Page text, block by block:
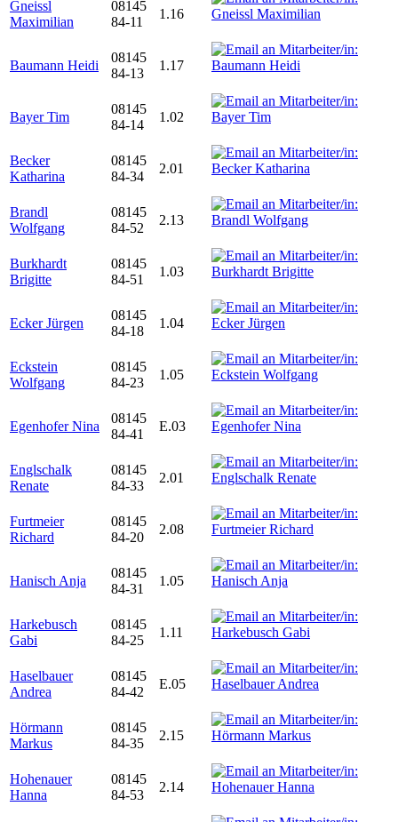
Gneissl
Maximilian
08145
84-11
1.16
Baumann Heidi
08145
84-13
1.17
Bayer Tim
08145
84-14
1.02
Becker
Katharina
08145
84-34
2.01
Brandl
Wolfgang
08145
84-52
2.13
Burkhardt
Brigitte
08145
84-51
1.03
Ecker Jürgen
08145
84-18
1.04
Eckstein
Wolfgang
08145
84-23
1.05
Egenhofer Nina
08145
84-41
E.03
Englschalk
Renate
08145
84-33
2.01
Furtmeier
Richard
08145
84-20
2.08
Hanisch Anja
08145
84-31
1.05
Harkebusch
Gabi
08145
84-25
1.11
Haselbauer
Andrea
08145
84-42
E.05
Hörmann
Markus
08145
84-35
2.15
Hohenauer
Hanna
08145
84-53
2.14